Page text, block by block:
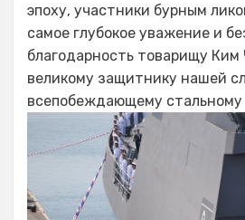
эпоху, участники бурным
самое глубокое уважение и
благодарность товарищу Ким
великому защитнику нашей
всепобеждающему стальному